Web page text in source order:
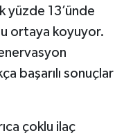
yüzde 13’ünde
ortaya koyuyor.
başarılı sonuçlar
çoklu ilaç